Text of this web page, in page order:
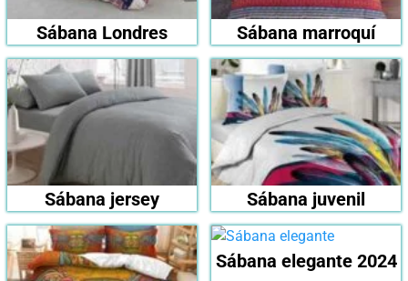
Sábana Londres Sábana marroquí
Sábana jersey Sábana juvenil
Sábana elegante 2024